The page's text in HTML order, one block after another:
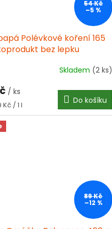
54 Kč
–5 %
Polévkové koření 165
bez lepku
Skladem (2 ks)
/ ks
Kč / 1 l Do košíku
89 Kč
–12 %